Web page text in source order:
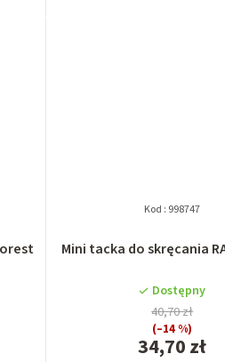
Mini tacka do skręcania
Dostępny
34,70 zł
40,70 zł
(–14 %)
Kod : 998747